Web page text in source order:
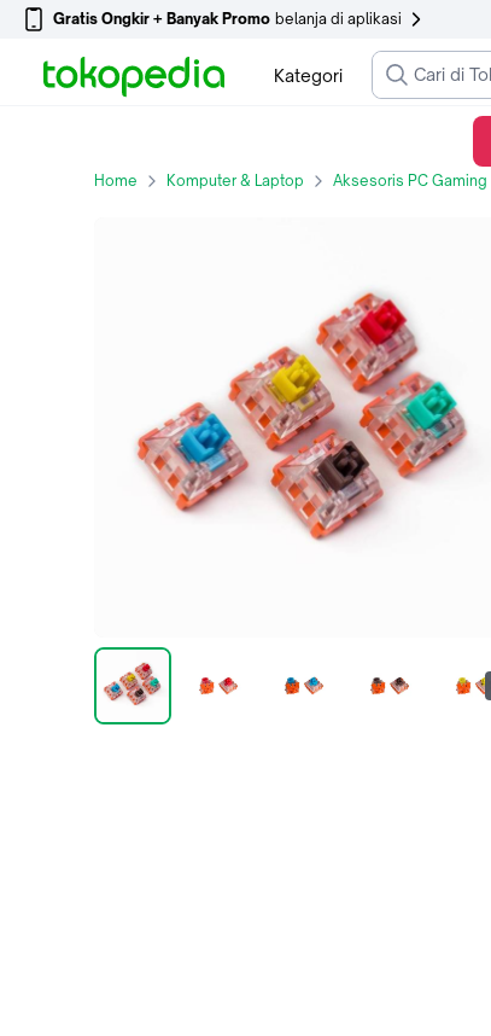
Gratis Ongkir + Banyak Promo belanja di aplikasi
Kategori
Home Komputer & Laptop Aksesoris PC Gaming